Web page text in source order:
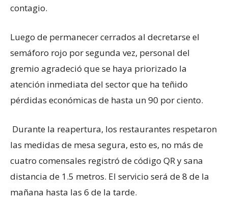
contagio.
Luego de permanecer cerrados al decretarse el
semáforo rojo por segunda vez, personal del
gremio agradeció que se haya priorizado la
atención inmediata del sector que ha teñido
pérdidas económicas de hasta un 90 por ciento.
Durante la reapertura, los restaurantes respetaron
las medidas de mesa segura, esto es, no más de
cuatro comensales registró de código QR y sana
distancia de 1.5 metros. El servicio será de 8 de la
mañana hasta las 6 de la tarde.